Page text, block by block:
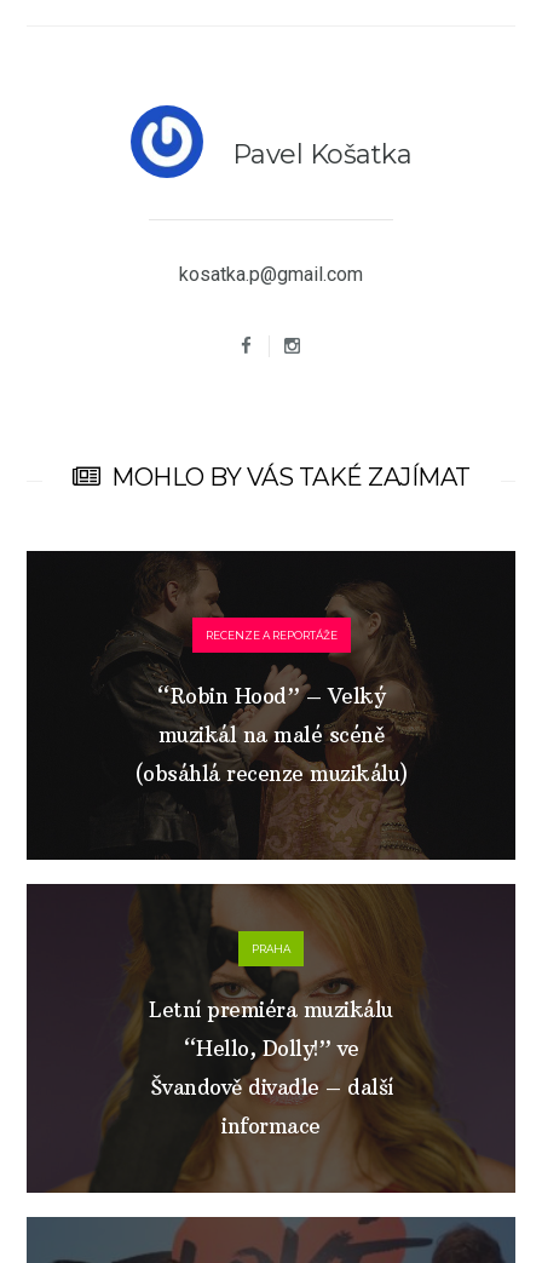
Pavel Košatka
kosatka.p@gmail.com
MOHLO BY VÁS TAKÉ ZAJÍMAT
RECENZE A REPORTÁŽE
“Robin Hood” – Velký
muzikál na malé scéně
(obsáhlá recenze muzikálu)
PRAHA
Letní premiéra muzikálu
“Hello, Dolly!” ve
Švandově divadle – další
informace